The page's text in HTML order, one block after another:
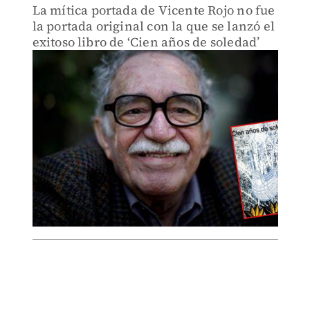
La mítica portada de Vicente Rojo no fue
la portada original con la que se lanzó el
exitoso libro de ‘Cien años de soledad’